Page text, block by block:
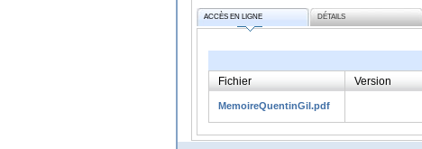
ACCÈS EN LIGNE DÉTAILS
Fichier Version
MemoireQuentinGil.pdf